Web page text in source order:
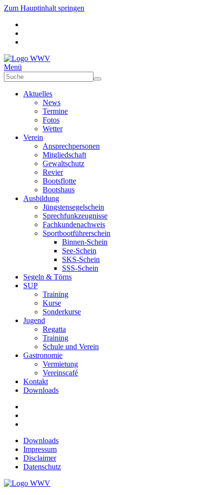
Zum Hauptinhalt springen
Menü
Aktuelles
News
Termine
Fotos
Wetter
Verein
Ansprechpersonen
Mitgliedschaft
Gewaltschutz
Revier
Bootsflotte
Bootshaus
Ausbildung
Jüngstensegelschein
Sprechfunkzeugnisse
Fachkundenachweis
Sportbootführerschein
Binnen-Schein
See-Schein
SKS-Schein
SSS-Schein
Segeln & Törns
SUP
Training
Kurse
Sonderkurse
Jugend
Regatta
Training
Schule und Verein
Gastronomie
Vermietung
Vereinscafé
Kontakt
Downloads
Downloads
Impressum
Disclaimer
Datenschutz